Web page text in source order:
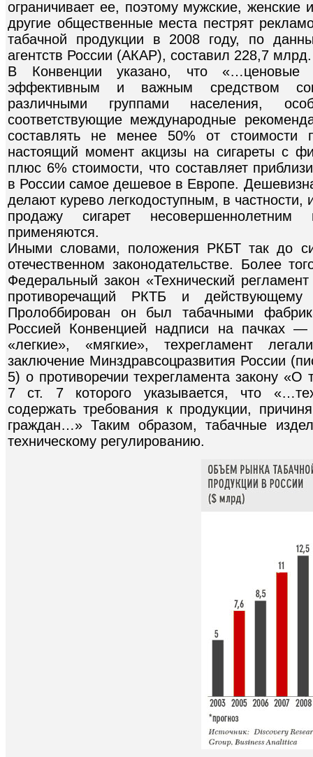
ограничивает ее, поэтому мужские,
другие общественные места пестрят
табачной продукции в 2008 году, по
агентств России (АКАР), составил 228,7
В Конвенции указано, что
эффективным и важным средством
различными группами населения,
соответствующие международные
составлять не менее 50% от стоимости
настоящий момент акцизы на сигареты с
плюс 6% стоимости, что составляет
в России самое дешевое в Европе.
делают курево легкодоступным, в
продажу сигарет
применяются.
Иными словами, положения РКБТ так до
отечественном законодательстве. Более
Федеральный закон «Технический
противоречащий РКТБ и действующему
Пролоббирован он был табачными
Россией Конвенцией надписи на пачках
«легкие», «мягкие», техрегламент
заключение Минздравсоц­развития России
5) о противоречии техрегламента закону «О
7 ст. 7 которого указывается, что
содержать требования к продукции,
граждан…» Таким образом, табачные
техническому регулированию.